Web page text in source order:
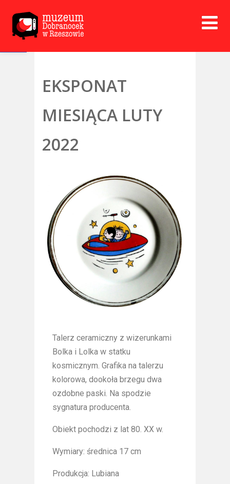
Open toolbar
EKSPONAT
MIESIĄCA LUTY
2022
Talerz ceramiczny z wizerunkami
Bolka i Lolka w statku
kosmicznym. Grafika na talerzu
kolorowa, dookoła brzegu dwa
ozdobne paski. Na spodzie
sygnatura producenta.
Obiekt pochodzi z lat 80. XX w.
Wymiary: średnica 17 cm
Produkcja: Lubiana